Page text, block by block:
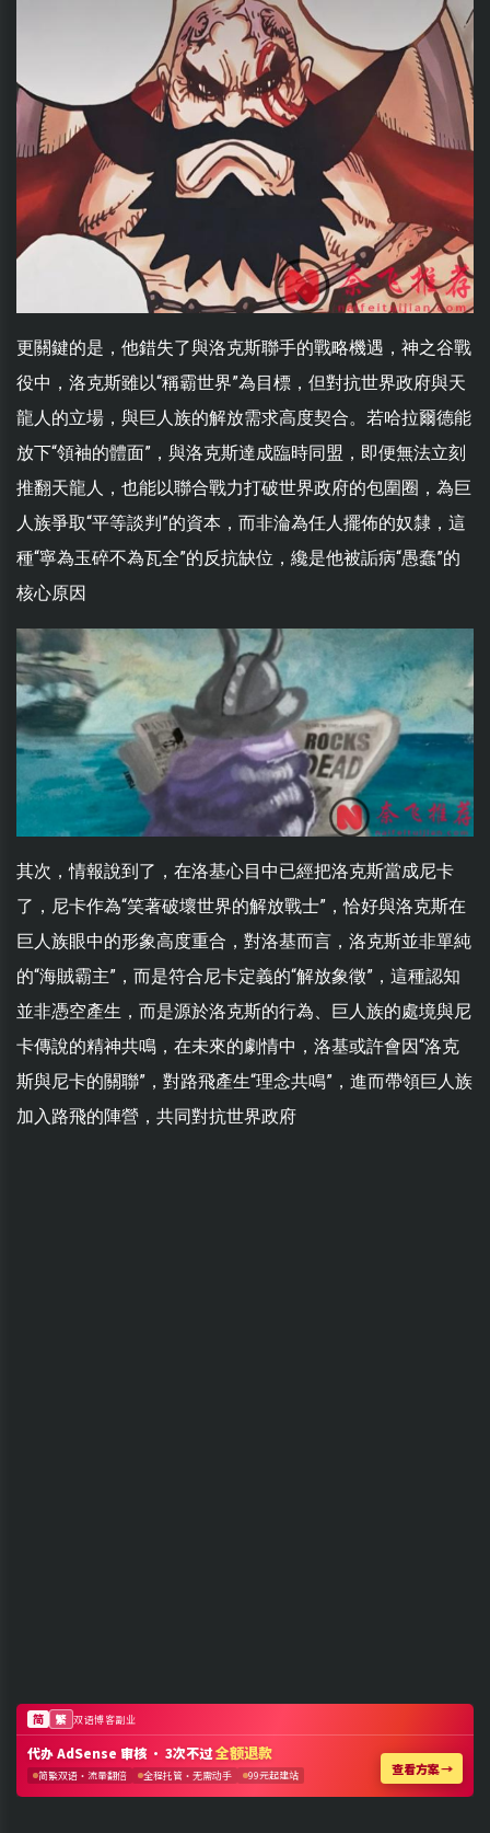
更關鍵的是，他錯失了與洛克斯聯手的戰略機遇，神之谷戰
役中，洛克斯雖以“稱霸世界”為目標，但對抗世界政府與天
龍人的立場，與巨人族的解放需求高度契合。若哈拉爾德能
放下“領袖的體面”，與洛克斯達成臨時同盟，即便無法立刻
推翻天龍人，也能以聯合戰力打破世界政府的包圍圈，為巨
人族爭取“平等談判”的資本，而非淪為任人擺佈的奴隸，這
種“寧為玉碎不為瓦全”的反抗缺位，纔是他被詬病“愚蠢”的
核心原因
其次，情報說到了，在洛基心目中已經把洛克斯當成尼卡
了，尼卡作為“笑著破壞世界的解放戰士”，恰好與洛克斯在
巨人族眼中的形象高度重合，對洛基而言，洛克斯並非單純
的“海賊霸主”，而是符合尼卡定義的“解放象徵”，這種認知
並非憑空產生，而是源於洛克斯的行為、巨人族的處境與尼
卡傳說的精神共鳴，在未來的劇情中，洛基或許會因“洛克
斯與尼卡的關聯”，對路飛產生“理念共鳴”，進而帶領巨人族
加入路飛的陣營，共同對抗世界政府